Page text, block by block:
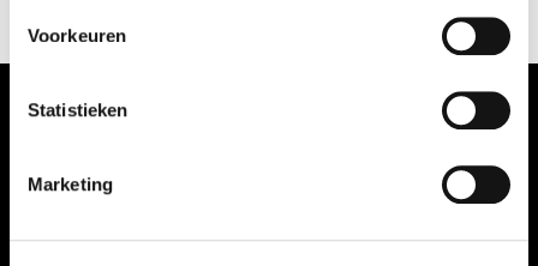
Voorkeuren
Statistieken
Marketing
NIEUWS
KALENDER